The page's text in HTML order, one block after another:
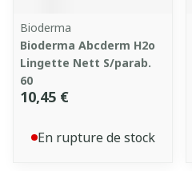
Bioderma
Bioderma Abcderm H2o
Lingette Nett S/parab.
60
10,45 €
En rupture de stock